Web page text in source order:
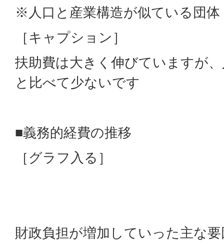
※人口と産業構造が似ている団体
［キャプション］
扶助費は大きく伸びていますが
と比べて少ないです
■義務的経費の推移
［グラフ入る］
財政負担が増加していった主な要